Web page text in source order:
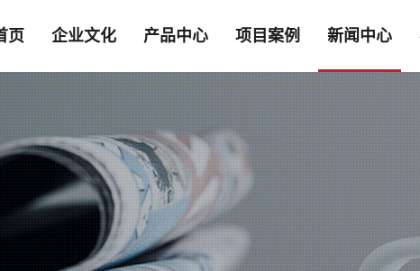
页 企业文化 产品中心 项目案例 新闻中心